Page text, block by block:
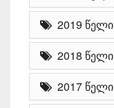
2019 წელი
2018 წელი
2017 წელი